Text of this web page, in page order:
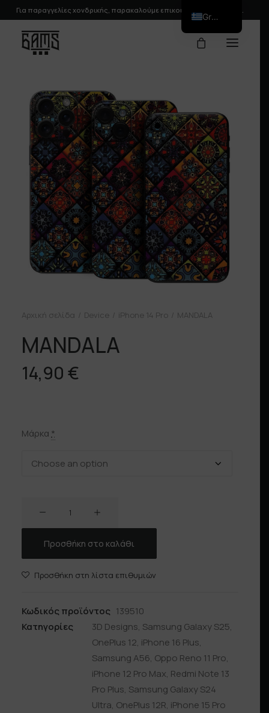
Για παραγγελίες χονδρικής, παρακαλούμε επικοινωνήστε μαζί μας.
Αρχική σελίδα Device iPhone 14 Pro MANDALA
MANDALA
14,90 €
Μάρκα *
Προσθήκη στο καλάθι
Προσθήκη στη λίστα επιθυμιών
Κωδικός προϊόντος 139510
Κατηγορίες
3D Designs, Samsung Galaxy S25,
OnePlus 12, iPhone 16 Plus,
Samsung A56, Oppo Reno 11 Pro,
iPhone 12 Pro Max, Redmi Note 13
Pro Plus, Samsung Galaxy S24
Ultra, OnePlus 12R, iPhone 15 Pro
Greek